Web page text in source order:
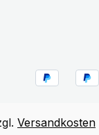
Versandkosten